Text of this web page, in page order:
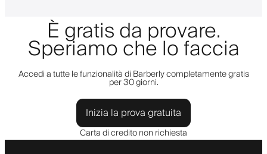
È gratis da provare.
Speriamo che lo faccia
Accedi a tutte le funzionalità di Barberly completamente gratis
per 30 giorni.
Inizia la prova gratuita
Carta di credito non richiesta